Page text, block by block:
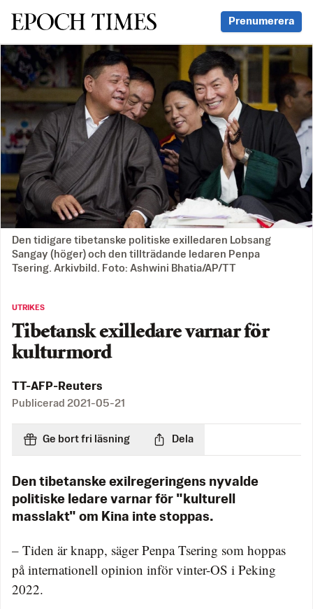
Svenska Epoch Times Prenumerera
Den tidigare tibetanske politiske exilledaren Lobsang
Sangay (höger) och den tillträdande ledaren Penpa
Tsering. Arkivbild. Foto: Ashwini Bhatia/AP/TT
UTRIKES
Tibetansk exilledare varnar för
kulturmord
TT-AFP-Reuters
Publicerad 2021-05-21
Ge bort fri läsning Dela
Den tibetanske exilregeringens nyvalde
politiske ledare varnar för "kulturell
masslakt" om Kina inte stoppas.
– Tiden är knapp, säger Penpa Tsering som hoppas
på internationell opinion inför vinter-OS i Peking
2022.